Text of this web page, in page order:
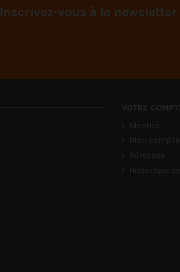
Inscrivez-vous à la newsletter
VOTRE
Identité
Mon compte
Adresses
Historique